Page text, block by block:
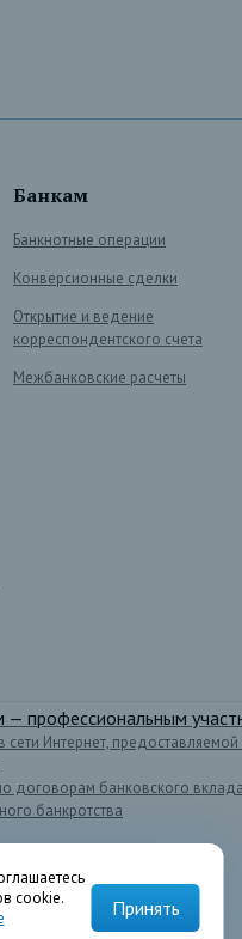
Банкам
Банкнотные операции
Конверсионные сделки
Открытие и ведение
корреспондентского счета
Межбанковские расчеты
профессиональным
Интернет,
договорам банковского
банкротства
cookie.
Принять